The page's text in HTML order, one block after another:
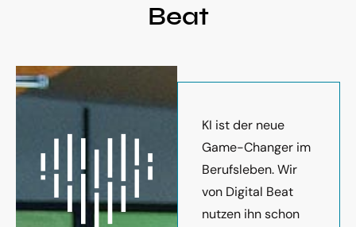
Beat
KI ist der neue
Game-Changer im
Berufsleben. Wir
von Digital Beat
nutzen ihn schon